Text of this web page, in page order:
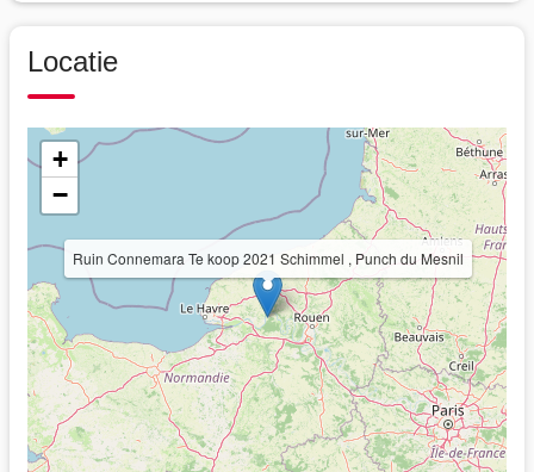
Locatie
Ruin Connemara Te koop 2021 Schimmel , Punch du Mesnil
+
−